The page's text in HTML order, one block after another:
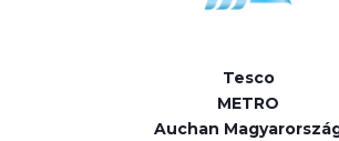
Tesco
METRO
Auchan